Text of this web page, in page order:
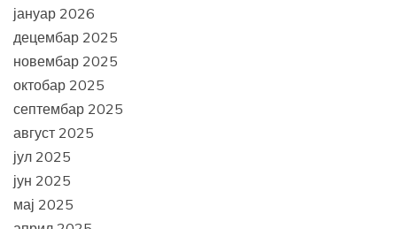
јануар 2026
децембар 2025
новембар 2025
октобар 2025
септембар 2025
август 2025
јул 2025
јун 2025
мај 2025